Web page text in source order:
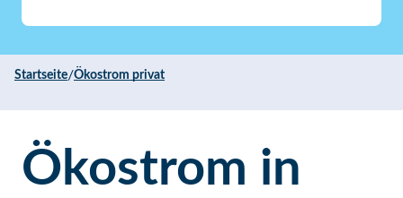
Startseite/Ökostrom privat
Ökostrom in